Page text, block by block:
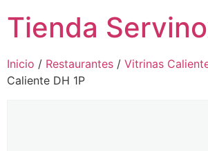
Tienda
Inicio / Restaurantes / Vitrinas
Caliente DH 1P